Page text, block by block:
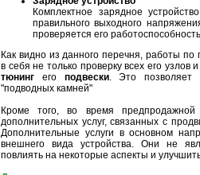
Комплектное зарядное
правильного выходного
проверяется его
Как видно из данного перечня, работы
в себя не только проверку всех его узлов
тюнинг его подвески. Это позволяет
"подводных камней"
Кроме того, во время предпродажной
дополнительных услуг, связанных с
Дополнительные услуги в основном
внешнего вида устройства. Они не
повлиять на некоторые аспекты и